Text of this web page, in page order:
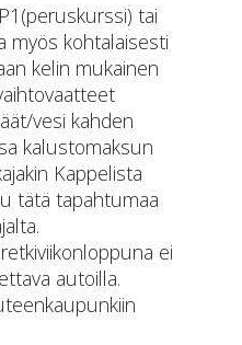
tai
myös kohtalaisesti
kelin mukainen
vesi kahden
kalustomaksun
Kappelista
tätä tapahtumaa
ei
autoilla.